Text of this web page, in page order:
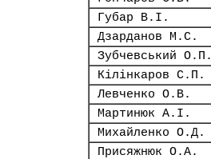
Губар В.І.
Дзарданов М.С.
Зубчевський О.П.
Кілінкаров С.П.
Левченко О.В.
Мартинюк А.І.
Михайленко О.Д.
Присяжнюк О.А.